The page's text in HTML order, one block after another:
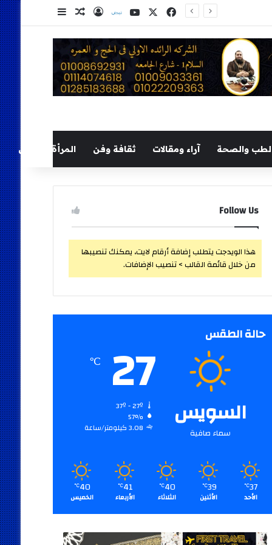
فيسبوك
‫X
‫YouTube
نلضتسجيل الدخول
مقال عشوائي
إضافة عمود
والصحة آراء ومقالات ثقافة وفن المرأة والطفل
Follow Us
هذا الويدجت يتطلب إضافة أرقام لايت، يمكنك تنصيبها
من خلال قائمة القالب > تنصيب الإضافات.
حالة الطقس
السويس
سماء صافية
27
℃
57%
3.08 كيلومتر/ساعة
37
℃
الأحد
39
℃
الأثنين
40
℃
الثلاثاء
41
℃
الأربعاء
40
℃
الخميس